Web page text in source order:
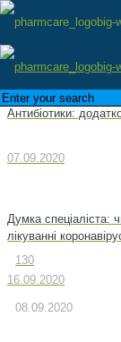
Антибіотики:
07.09.2020
Думка спеціаліста:
лікуванні
16.09.2020
130
08.09.2020